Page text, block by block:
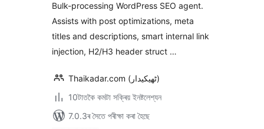
Bulk-processing WordPress SEO agent.
Assists with post optimizations, meta
titles and descriptions, smart internal link
injection, H2/H3 header struct …
Thaikadar.com (ٹھیکیدار)
10টাতকৈ কমটা সক্ৰিয় ইনষ্টলেশ্যন
7.0.3ৰ সৈতে পৰীক্ষা কৰা হৈছে